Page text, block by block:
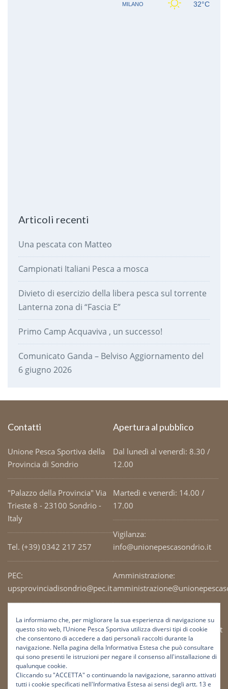
Articoli recenti
Una pescata con Matteo
Campionati Italiani Pesca a mosca
Divieto di esercizio della libera pesca sul torrente
Lanterna zona di “Fascia E”
Primo Camp Acquaviva , un successo!
Comunicato Ganda – Belviso Aggiornamento del
6 giugno 2026
Contatti
Unione Pesca Sportiva della
Provincia di Sondrio
"Palazzo della Provincia" Via
Trieste 8 - 23100 Sondrio -
Italy
Tel. (+39) 0342 217 257
PEC:
upsprovinciadisondrio@pec.it
Codice Fiscale: 93003690141
Apertura al pubblico
Dal lunedì al venerdì: 8.30 /
12.00
Martedì e venerdì: 14.00 /
17.00
Vigilanza:
info@unionepescasondrio.it
Amministrazione:
Ufficio tecnico:
tecnico@unionepescasondrio.it
Informazioni:
info@unionepescasondrio.it
La informiamo che, per migliorare la sua esperienza di navigazione su
questo sito web, l’Unione Pesca Sportiva utilizza diversi tipi di cookie
che consentono di accedere a dati personali raccolti durante la
navigazione. Nella pagina della Informativa Estesa che può consultare
qui sono presenti le istruzioni per negare il consenso all'installazione di
qualunque cookie.
Cliccando su "ACCETTA" o continuando la navigazione, saranno attivati
tutti i cookie specificati nell'Informativa Estesa ai sensi degli artt. 13 e